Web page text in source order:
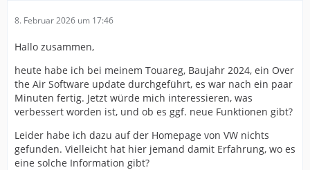
8. Februar 2026 um 17:46
Hallo zusammen,
heute habe ich bei meinem Touareg, Baujahr 2024, ein Over
the Air Software update durchgeführt, es war nach ein paar
Minuten fertig. Jetzt würde mich interessieren, was
verbessert worden ist, und ob es ggf. neue Funktionen gibt?
Leider habe ich dazu auf der Homepage von VW nichts
gefunden. Vielleicht hat hier jemand damit Erfahrung, wo es
eine solche Information gibt?